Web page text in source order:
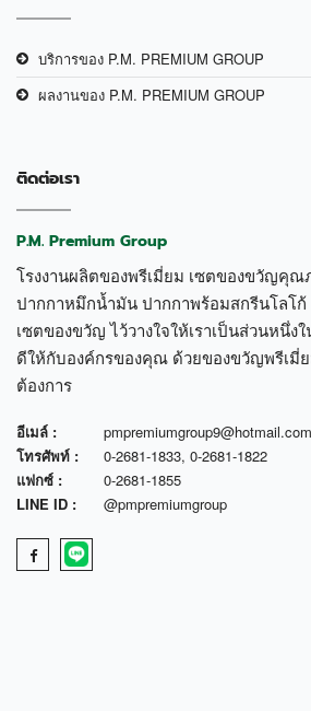
บริการของ P.M. PREMIUM GROUP
ผลงานของ P.M. PREMIUM GROUP
ติดต่อเรา
P.M. Premium Group
โรงงานผลิตของพรีเมี่ยม เซตของขวัญคุ
ปากกาหมึกน้ำมัน ปากกาพร้อมสกรีนโลโก้
เซตของขวัญ ไว้วางใจให้เราเป็นส่วนหนึ่
ดีให้กับองค์กรของคุณ ด้วยของขวัญพรีเมี่
ต้องการ
อีเมล์ :
pmpremiumgroup9@hotmail.com
โทรศัพท์ :
0-2681-1833, 0-2681-1822
แฟกซ์ :
0-2681-1855
LINE ID :
@pmpremiumgroup